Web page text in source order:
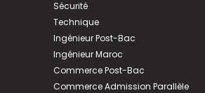
Sécurité
Technique
Ingénieur Post-Bac
Ingénieur Maroc
Commerce Post-Bac
Commerce Admission Parallèle